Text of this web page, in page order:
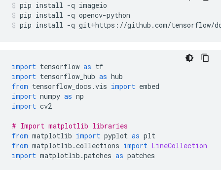
pip install -q imageio
pip install -q opencv-python
pip install -q git+https ://github .com/tensorflow/
import tensorflow as tf
import tensorflow_hub as hub
from tensorflow_docs .vis import embed
import numpy as np
import cv2
# Import matplotlib libraries
from matplotlib import pyplot as plt
from matplotlib .collections import LineCollection
import matplotlib .patches as patches